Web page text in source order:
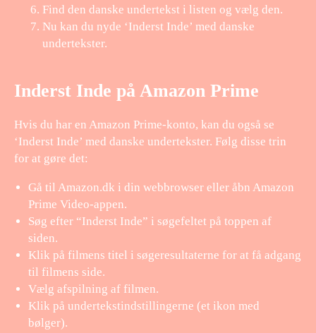
Find den danske undertekst i listen og vælg den.
Nu kan du nyde ‘Inderst Inde’ med danske
undertekster.
Inderst Inde på Amazon Prime
Hvis du har en Amazon Prime-konto, kan du også se
‘Inderst Inde’ med danske undertekster. Følg disse trin
for at gøre det:
Gå til Amazon.dk i din webbrowser eller åbn Amazon
Prime Video-appen.
Søg efter “Inderst Inde” i søgefeltet på toppen af
siden.
Klik på filmens titel i søgeresultaterne for at få adgang
til filmens side.
Vælg afspilning af filmen.
Klik på undertekstindstillingerne (et ikon med
bølger).